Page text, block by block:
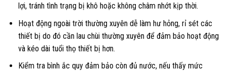
lợi, tránh tình trạng bị khô hoặc không châm nhớt kịp thời.
Hoạt động ngoài trời thường xuyên dễ làm hư hỏng, rỉ sét các
thiết bị do đó cần lau chùi thường xuyên để đảm bảo hoạt động
và kéo dài tuổi thọ thiết bị hơn.
Kiểm tra bình ắc quy đảm bảo còn đủ nước, nếu thấy mức